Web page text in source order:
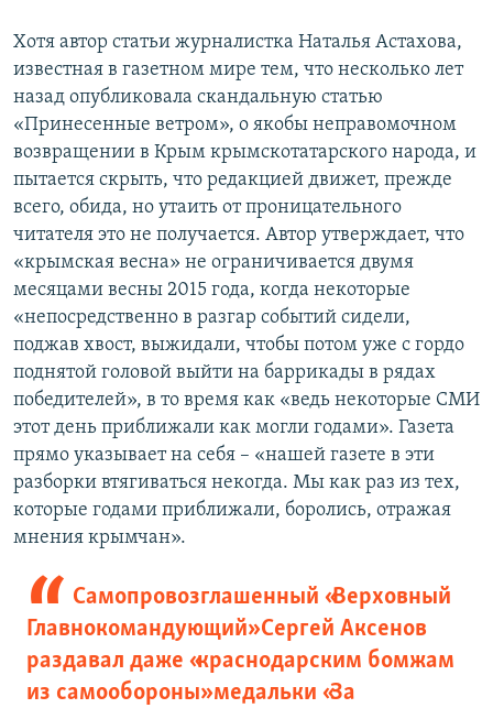
Хотя автор статьи журналистка Наталья Астахова,
известная в газетном мире тем, что несколько лет
назад опубликовала скандальную статью
«Принесенные ветром», о якобы неправомочном
возвращении в Крым крымскотатарского народа, и
пытается скрыть, что редакцией движет, прежде
всего, обида, но утаить от проницательного
читателя это не получается. Автор утверждает, что
«крымская весна» не ограничивается двумя
месяцами весны 2015 года, когда некоторые
«непосредственно в разгар событий сидели,
поджав хвост, выжидали, чтобы потом уже с гордо
поднятой головой выйти на баррикады в рядах
победителей», в то время как «ведь некоторые СМИ
этот день приближали как могли годами». Газета
прямо указывает на себя – «нашей газете в эти
разборки втягиваться некогда. Мы как раз из тех,
которые годами приближали, боролись, отражая
мнения крымчан».
Самопровозглашенный «Верховный
Главнокомандующий» Сергей Аксенов
раздавал даже «краснодарским бомжам
из самообороны» медальки «За